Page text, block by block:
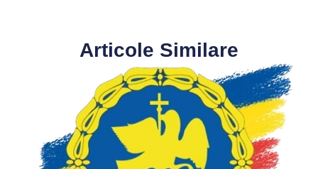
Articole Similare